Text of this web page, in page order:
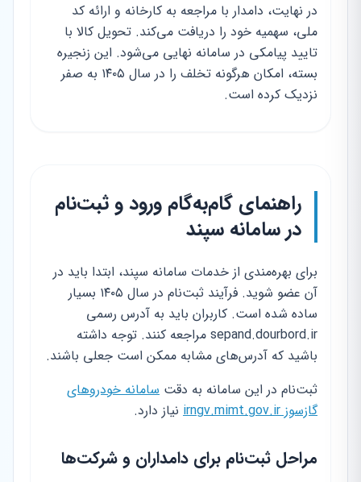
در نهایت، دامدار با مراجعه به کارخانه و ارائه کد
ملی، سهمیه خود را دریافت می‌کند. تحویل کالا با
تایید پیامکی در سامانه نهایی می‌شود. این زنجیره
بسته، امکان هرگونه تخلف را در سال ۱۴۰۵ به صفر
نزدیک کرده است.
راهنمای گام‌به‌گام ورود و ثبت‌نام
در سامانه سپند
برای بهره‌مندی از خدمات سامانه سپند، ابتدا باید در
آن عضو شوید. فرآیند ثبت‌نام در سال ۱۴۰۵ بسیار
ساده شده است. کاربران باید به آدرس رسمی
sepand.dourbord.ir مراجعه کنند. توجه داشته
باشید که آدرس‌های مشابه ممکن است جعلی باشند.
ثبت‌نام در این سامانه به دقت سامانه خودروهای
گازسوز irngv.mimt.gov.ir
نیاز دارد.
مراحل ثبت‌نام برای دامداران و شرکت‌ها